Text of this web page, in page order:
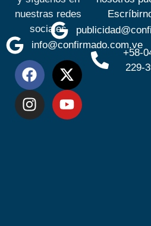
nuestras redes
sociales
info@confirmado.com.ve
+58-
229-